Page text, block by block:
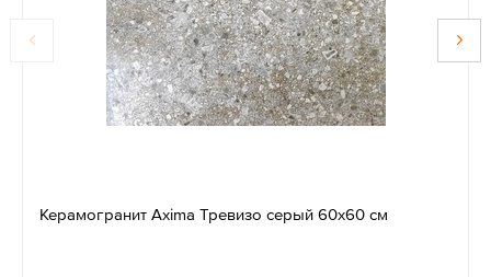
Керамогранит Axima Тревизо серый 60x60 см